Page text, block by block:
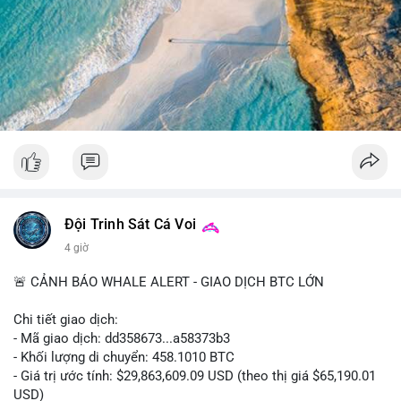
chuẩn bị cho biến động giá tăng; nếu vào ví lạnh, có thể yên
tâm hơn về xu hướng dài hạn. Không nên hành động vội vàng
dựa trên một giao dịch đơn lẻ, hãy quan sát thêm dòng tiền
trong 24-48 giờ để xác nhận xu hướng.
#52dot09btc #chuyenvilanh #tichluydaihan #mempoolbtc
#giaodichlon
Đội Trinh Sát Cá Voi
4 giờ
🚨 CẢNH BÁO WHALE ALERT - GIAO DỊCH BTC LỚN
Chi tiết giao dịch:
- Mã giao dịch: dd358673...a58373b3
- Khối lượng di chuyển: 458.1010 BTC
- Giá trị ước tính: $29,863,609.09 USD (theo thị giá $65,190.01
USD)